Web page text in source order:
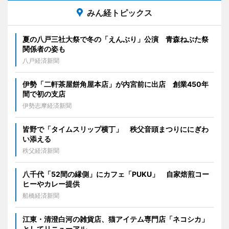
みん経トピックス
夏の八戸三社大祭で冬の「えんぶり」公演 青森ねぶた祭
関係者の姿も
八戸経済新聞
伊勢「二軒茶屋餅角屋本店」が内宮前に出店 創業450年
間で初の支店
伊勢志摩経済新聞
皆野で「タイムスリップ横丁」 秩父音頭まつりににぎわ
い添える
秩父経済新聞
八千代「52間の縁側」にカフェ「PUKU」 自家焙煎コー
ヒーやカレー提供
船橋経済新聞
江東・清澄白河の雑貨店、猫アイテム専門店「ネコシカ」